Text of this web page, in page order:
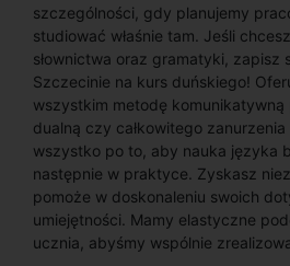
szczególności, gdy planujemy
studiować właśnie tam. Jeśli
słownictwa oraz gramatyki, zapisz
Szczecinie na kurs duńskiego!
wszystkim metodę komunikatywną
dualną czy całkowitego
wszystko po to, aby nauka języka
następnie w praktyce. Zyskasz
pomoże w doskonaleniu swoich
umiejętności. Mamy elastyczne
ucznia, abyśmy wspólnie